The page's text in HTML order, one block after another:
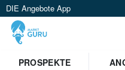
DIE Angebote App
PROSPEKTE